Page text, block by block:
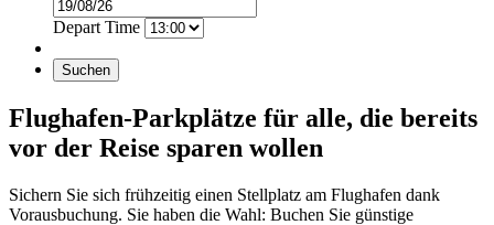
Depart Time
Suchen
Flughafen-Parkplätze für alle, die bereits
vor der Reise sparen wollen
Sichern Sie sich frühzeitig einen Stellplatz am Flughafen dank
Vorausbuchung. Sie haben die Wahl: Buchen Sie günstige